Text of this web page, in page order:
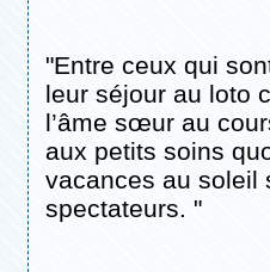
"Entre ceux qui
leur séjour au loto
l’âme sœur au
aux petits soins
vacances au soleil
spectateurs. "